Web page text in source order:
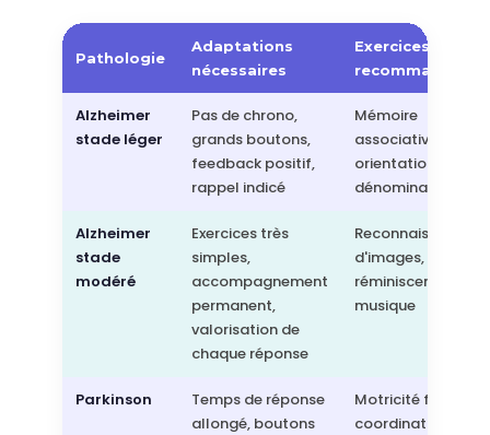
Pathologie
Adaptations
nécessaires
Exercices
recommandés
Alzheimer
stade léger
Pas de chrono,
grands boutons,
feedback positif,
rappel indicé
Mémoire
associative,
orientation,
dénomination
Alzheimer
stade
modéré
Exercices très
simples,
accompagnement
permanent,
valorisation de
chaque réponse
Reconnaissance
d'images,
réminiscence,
musique
Parkinson
Temps de réponse
allongé, boutons
Motricité fine,
coordination